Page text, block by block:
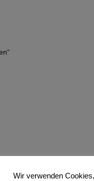
Wir verwenden